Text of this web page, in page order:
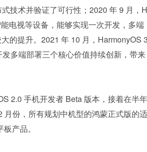
技术并验证了可行性；2020 年 9 月，H
电视等设备，能够实现一次开发，多端
的提升。2021 年 10 月，HarmonyOS
多端部署三个核心价值持续创新，带来
2.0 手机开发者 Beta 版本，接着在半年
月份，所有规划中机型的鸿蒙正式版的适
产品。